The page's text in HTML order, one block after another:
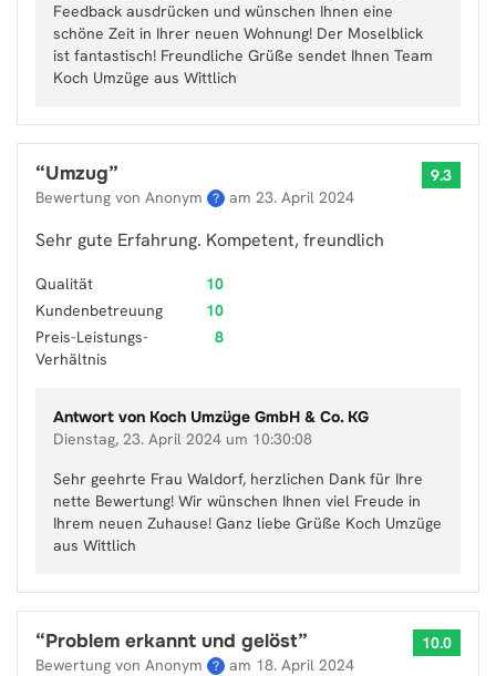
Feedback ausdrücken und wünschen Ihnen eine
schöne Zeit in Ihrer neuen Wohnung! Der Moselblick
ist fantastisch! Freundliche Grüße sendet Ihnen Team
Koch Umzüge aus Wittlich
“Umzug”
Bewertung von Anonym ? am 23. April 2024
9.3
Sehr gute Erfahrung. Kompetent, freundlich
Qualität
10
Kundenbetreuung
10
Preis-Leistungs-
Verhältnis
8
Antwort von Koch Umzüge GmbH & Co. KG
Dienstag, 23. April 2024 um 10:30:08
Sehr geehrte Frau Waldorf, herzlichen Dank für Ihre
nette Bewertung! Wir wünschen Ihnen viel Freude in
Ihrem neuen Zuhause! Ganz liebe Grüße Koch Umzüge
aus Wittlich
“Problem erkannt und gelöst”
Bewertung von Anonym ? am 18. April 2024
10.0